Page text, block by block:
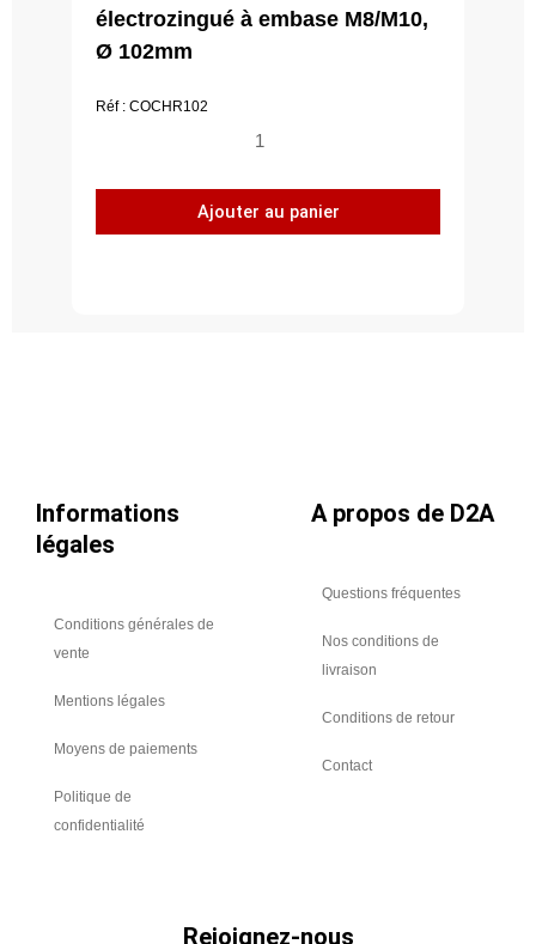
électrozingué à embase M8/M10,
Ø 102mm
Réf : COCHR102
quantité
Collier
isophonique
Ajouter au panier
Informations
légales
Conditions générales de
vente
Mentions légales
Moyens de paiements
Politique de
confidentialité
A propos de D2A
Questions fréquentes
Nos conditions de
livraison
Conditions de retour
Contact
Rejoignez-nous